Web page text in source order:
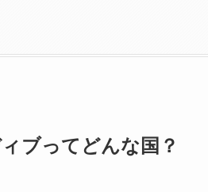
ブってどんな国？